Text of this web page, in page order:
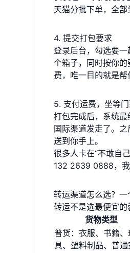
天猫分批下单，全部
4. 提交打包要求
登录后台，勾选要
个箱子，同时按你
费，唯一目的就是帮
5. 支付运费，坐等
打包完成后，系统
国际渠道发走了。
送到你手上。
很多人卡在“不敢自
132 2639 0888，我
转运渠道怎么选？
转运不是选最便宜的
货物类型
普货：衣服、书籍、
具、塑料制品、普通